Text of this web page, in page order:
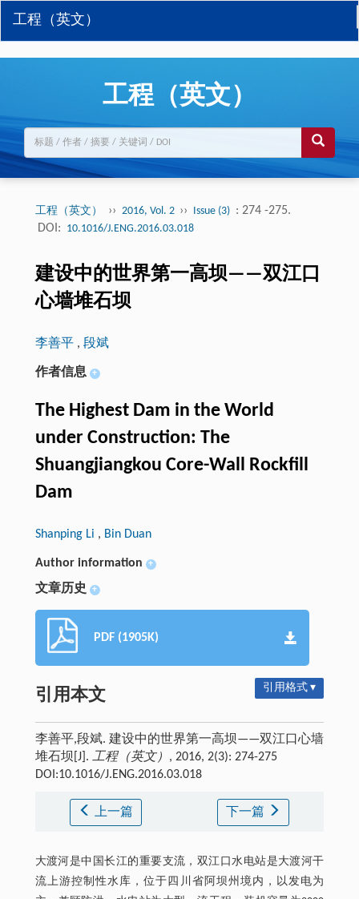
工程（英文）
工程（英文）
工程（英文） ›› 2016, Vol. 2 ›› Issue (3) : 274 -275.
DOI: 10.1016/J.ENG.2016.03.018
建设中的世界第一高坝——双江口
心墙堆石坝
李善平 , 段斌
作者信息 +
The Highest Dam in the World
under Construction: The
Shuangjiangkou Core-Wall Rockfill
Dam
Shanping Li , Bin Duan
Author information +
文章历史 +
PDF (1905K)
引用本文 引用格式 ▾
李善平,段斌. 建设中的世界第一高坝——双江口心墙
堆石坝[J]. 工程（英文） , 2016, 2(3): 274-275
DOI:10.1016/J.ENG.2016.03.018
上一篇 下一篇
大渡河是中国长江的重要支流，双江口水电站是大渡河干
流上游控制性水库，位于四川省阿坝州境内，以发电为